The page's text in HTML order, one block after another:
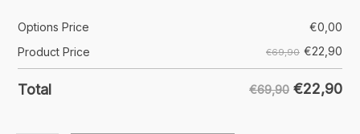
Options Price €0,00
Product Price
€69,90 €22,90
Total €69,90 €22,90